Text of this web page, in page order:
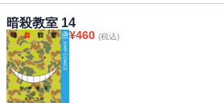
暗殺教室 14
¥460 (税込)